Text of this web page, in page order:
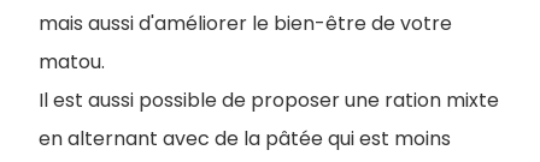
mais aussi d'améliorer le bien-être de votre
matou.
Il est aussi possible de proposer une ration mixte
en alternant avec de la pâtée qui est moins